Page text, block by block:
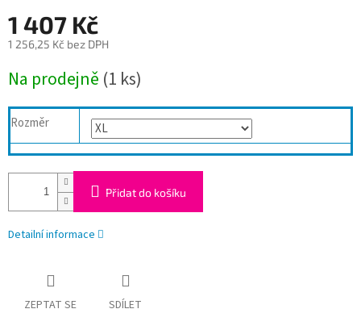
1 407 Kč
1 256,25 Kč bez DPH
cena:
Na prodejně (1 ks)
Rozměr
Přidat do košíku
Detailní informace
ZEPTAT SE SDÍLET